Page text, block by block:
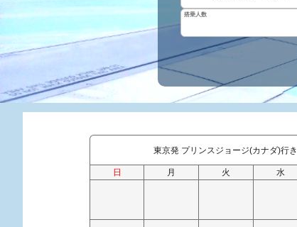
搭乗人数
東京発 プリンスジョージ(カナダ)行き
日 月 火 水